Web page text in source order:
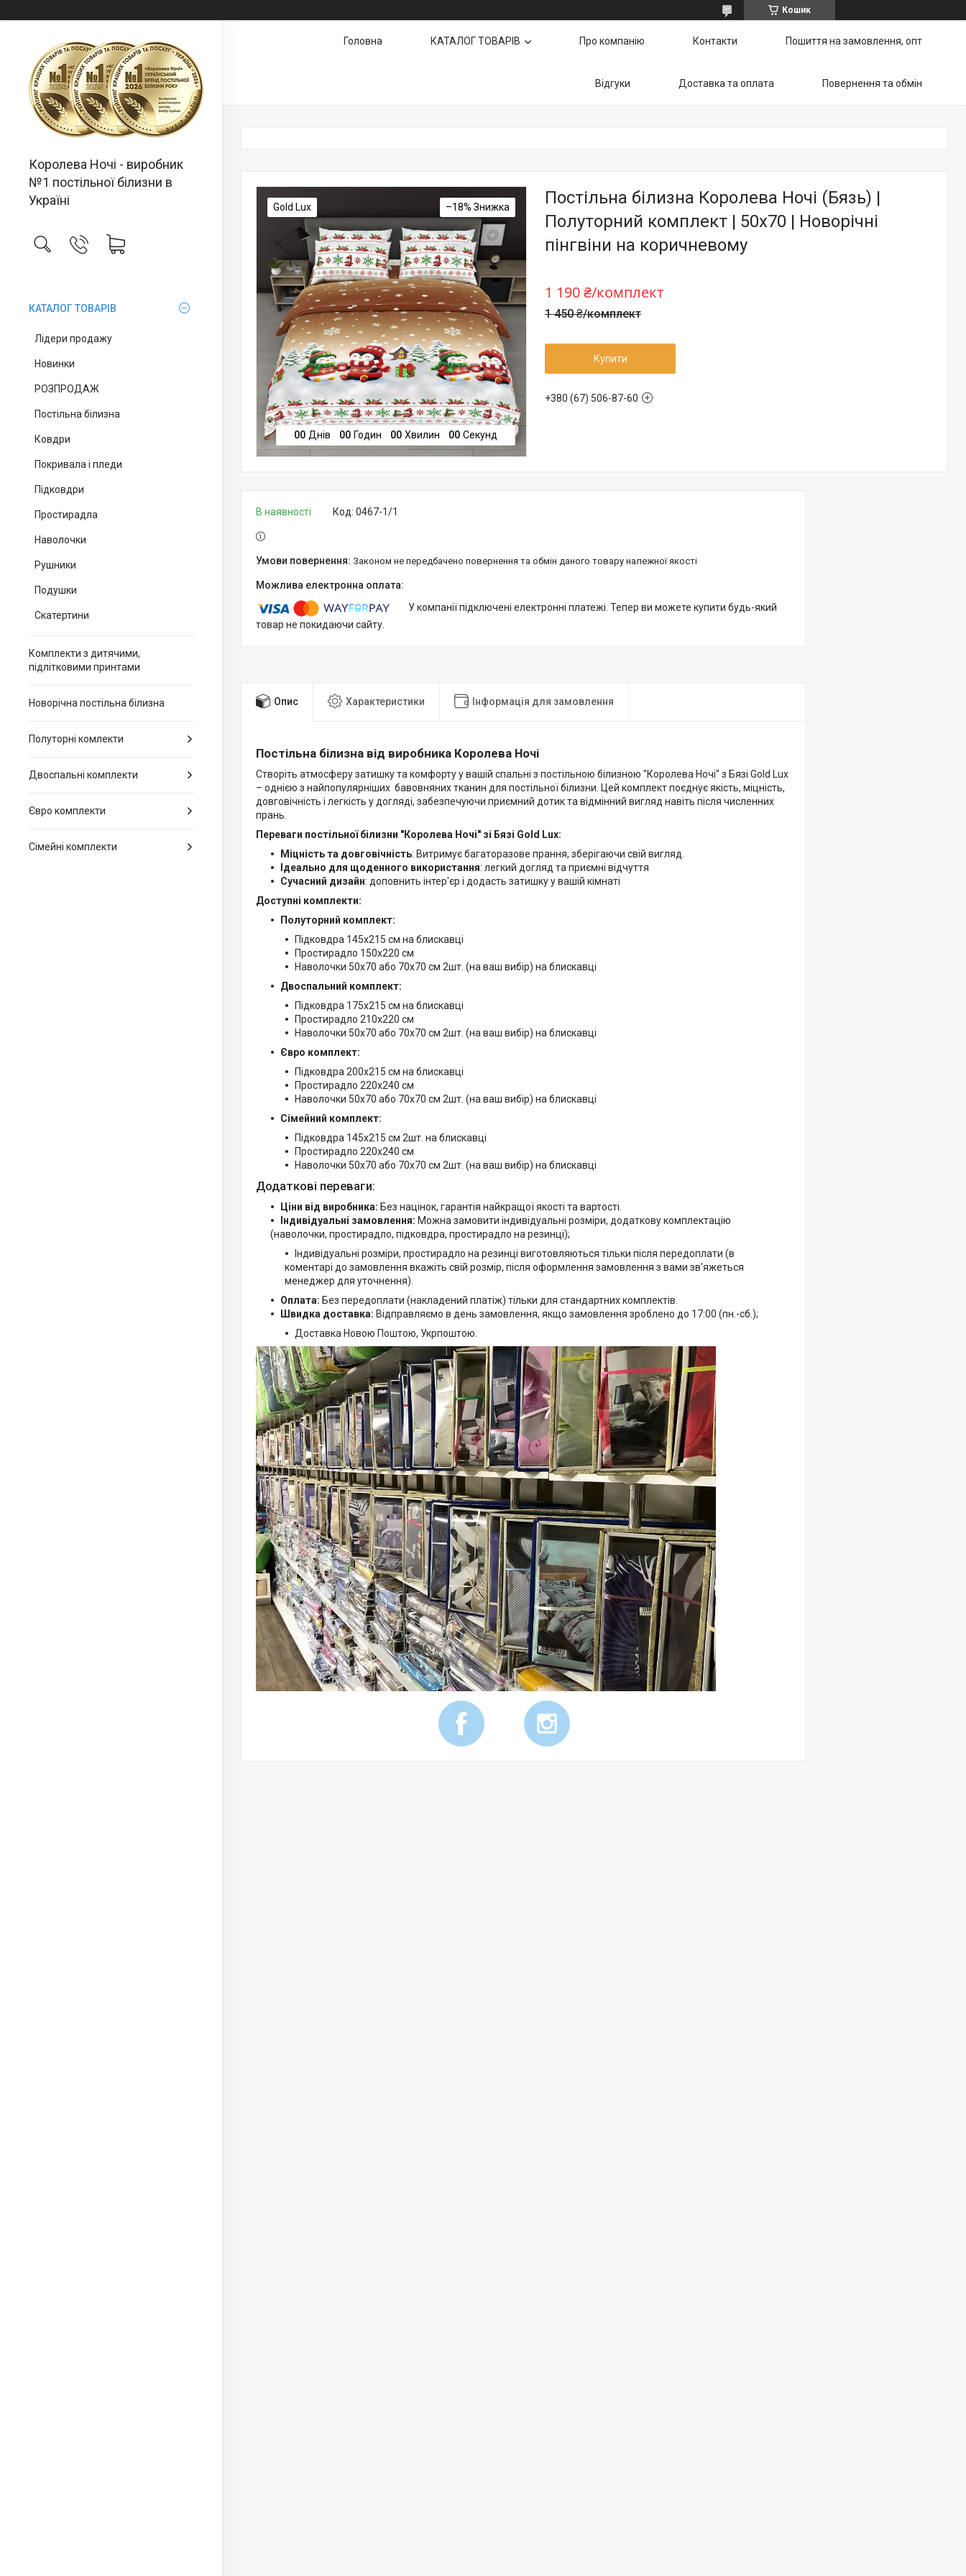
Кошик
Королева Ночі - виробник
№1 постільної білизни в
Україні
КАТАЛОГ ТОВАРІВ
Лідери продажу
Новинки
РОЗПРОДАЖ
Постільна білизна
Ковдри
Покривала і пледи
Підковдри
Простирадла
Наволочки
Рушники
Подушки
Скатертини
Комплекти з дитячими,
підлітковими принтами
Новорічна постільна білизна
Полуторні комлекти
Двоспальні комплекти
Євро комплекти
Сімейні комплекти
Головна КАТАЛОГ ТОВАРІВ Про компанію Контакти Пошиття на замовлення, опт
Відгуки Доставка та оплата Повернення та обмін
Gold Lux –18%
00 Днів 00 Годин 00 Хвилин 00 Секунд
Постільна білизна Королева Ночі (Бязь) |
Полуторний комплект | 50х70 | Новорічні
пінгвіни на коричневому
1 450 ₴/комплект
1 190 ₴/комплект
Купити
+380 (67) 506-87-60
В наявності Код: 0467-1/1
Законом не передбачено повернення та обмін даного товару належної якості
У компанії підключені електронні платежі. Тепер ви можете купити будь-який
товар не покидаючи сайту.
Опис Характеристики Інформація для замовлення
Постільна білизна від виробника Королева Ночі
Створіть атмосферу затишку та комфорту у вашій спальні з постільною білизною "Королева Ночі" з Бязі Gold Lux
– однією з найпопулярніших бавовняних тканин для постільної білизни. Цей комплект поєднує якість, міцність,
довговічність і легкість у догляді, забезпечуючи приємний дотик та відмінний вигляд навіть після численних
прань.
Переваги постільної білизни "Королева Ночі" зі Бязі Gold Lux:
Міцність та довговічність: Витримує багаторазове прання, зберігаючи свій вигляд.
Ідеально для щоденного використання: легкий догляд та приємні відчуття
Сучасний дизайн: доповнить інтер'єр і додасть затишку у вашій кімнаті
Доступні комплекти:
Полуторний комплект:
Підковдра 145х215 см на блискавці
Простирадло 150х220 см
Наволочки 50х70 або 70х70 см 2шт. (на ваш вибір) на блискавці
Двоспальний комплект:
Підковдра 175х215 см на блискавці
Простирадло 210х220 см
Наволочки 50х70 або 70х70 см 2шт. (на ваш вибір) на блискавці
Євро комплект:
Підковдра 200х215 см на блискавці
Простирадло 220х240 см
Наволочки 50х70 або 70х70 см 2шт. (на ваш вибір) на блискавці
Сімейний комплект:
Підковдра 145х215 см 2шт. на блискавці
Простирадло 220х240 см
Наволочки 50х70 або 70х70 см 2шт. (на ваш вибір) на блискавці
Додаткові переваги:
Ціни від виробника: Без націнок, гарантія найкращої якості та вартості.
Індивідуальні замовлення: Можна замовити індивідуальні розміри, додаткову комплектацію
(наволочки, простирадло, підковдра, простирадло на резинці);
Індивідуальні розміри, простирадло на резинці виготовляються тільки після передоплати (в
коментарі до замовлення вкажіть свій розмір, після оформлення замовлення з вами зв'яжеться
менеджер для уточнення).
Оплата: Без передоплати (накладений платіж) тільки для стандартних комплектів.
Швидка доставка: Відправляємо в день замовлення, якщо замовлення зроблено до 17:00 (пн.-сб.);
Доставка Новою Поштою, Укрпоштою.